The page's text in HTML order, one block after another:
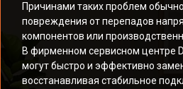
Причинами таких проблем
повреждения от перепадов
компонентов или
В фирменном сервисном центре
могут быстро и эффективно
восстанавливая стабильное